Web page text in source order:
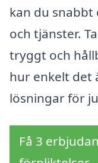
kan du
och tjänster.
tryggt och
hur enkelt det
lösningar för
Få 3